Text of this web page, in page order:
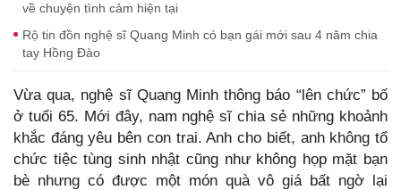
về chuyện tình cảm hiện tại
Rộ tin đồn nghệ sĩ Quang Minh có bạn gái mới sau 4 năm chia
tay Hồng Đào
Vừa qua, nghệ sĩ Quang Minh thông báo “lên chức” bố
ở tuổi 65. Mới đây, nam nghệ sĩ chia sẻ những khoảnh
khắc đáng yêu bên con trai. Anh cho biết, anh không tổ
chức tiệc tùng sinh nhật cũng như không họp mặt bạn
bè nhưng có được một món quà vô giá bất ngờ lại